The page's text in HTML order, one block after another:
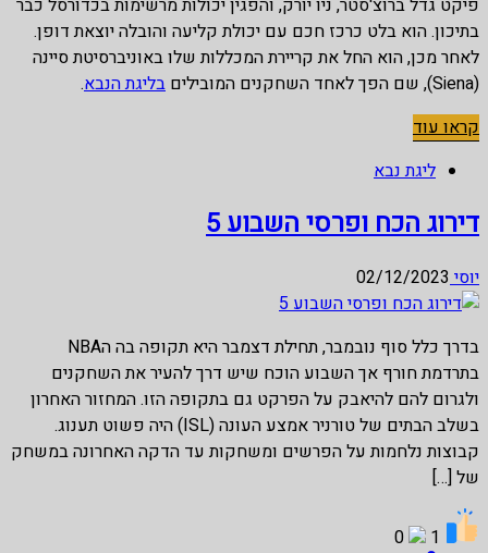
בתיכון. הוא בלט כרכז חכם עם יכולת קליעה והובלה יוצאת דופן.
לאחר מכן, הוא החל את קריירת המכללות שלו באוניברסיטת סיינה
(Siena), שם הפך לאחד השחקנים המובילים
בליגת הנבא.
קראו עוד
ליגת נבא
דירוג הכח ופרסי השבוע 5
יוסי 02/12/2023
בדרך כלל סוף נובמבר, תחילת דצמבר היא תקופה בה הNBA
בתרדמת חורף אך השבוע הוכח שיש דרך להעיר את השחקנים
ולגרום להם להיאבק על הפרקט גם בתקופה הזו. המחזור האחרון
בשלב הבתים של טורניר אמצע העונה (ISL) היה פשוט תענוג.
קבוצות נלחמות על הפרשים ומשחקות עד הדקה האחרונה במשחק
של […]
1
0